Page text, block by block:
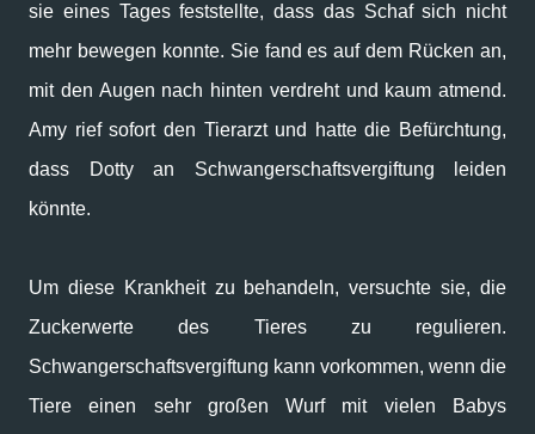
sie eines Tages feststellte, dass das Schaf sich nicht
mehr bewegen konnte. Sie fand es auf dem Rücken an,
mit den Augen nach hinten verdreht und kaum atmend.
Amy rief sofort den Tierarzt und hatte die Befürchtung,
dass Dotty an Schwangerschaftsvergiftung leiden
könnte.
Um diese Krankheit zu behandeln, versuchte sie, die
Zuckerwerte des Tieres zu regulieren.
Schwangerschaftsvergiftung kann vorkommen, wenn die
Tiere einen sehr großen Wurf mit vielen Babys